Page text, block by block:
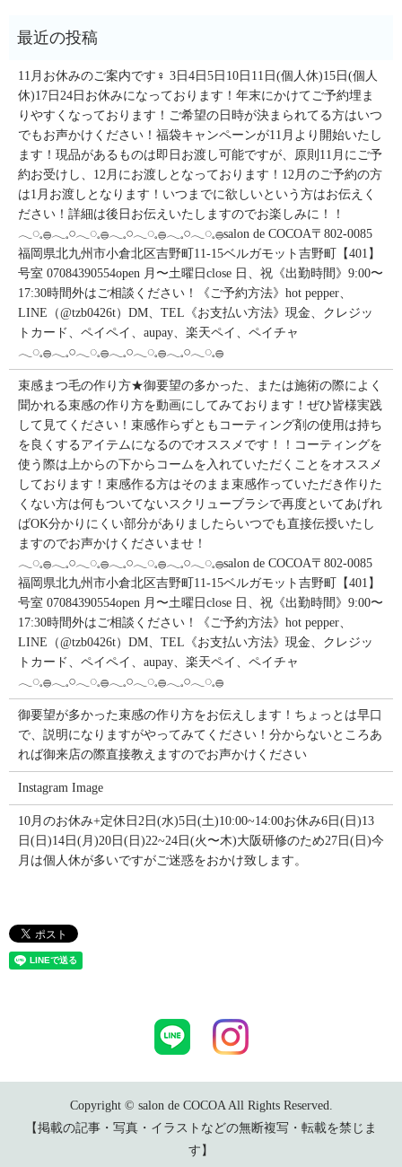
11月お休みのご案内です‍♀️ 3日4日5日10日11日(個人休)15日(個人
休)17日24日お休みになっております！年末にかけてご予約埋ま
りやすくなっております！ご希望の日時が決まられてる方はいつ
でもお声かけください！福袋キャンペーンが11月より開始いたし
ます！現品があるものは即日お渡し可能ですが、原則11月にご予
約お受けし、12月にお渡しとなっております！12月のご予約の方
は1月お渡しとなります！いつまでに欲しいという方はお伝えく
ださい！詳細は後日お伝えいたしますのでお楽しみに！！
𓂃◌𓈒𓐍𓂃𓈒𓏸𓂃◌𓈒𓐍𓂃𓈒𓏸𓂃◌𓈒𓐍𓂃𓈒𓏸𓂃◌𓈒𓐍salon de COCOA〒802-0085
福岡県北九州市小倉北区吉野町11-15ベルガモット吉野町【401】
号室︎ 07084390554open 月〜土曜日close 日、祝《出勤時間》9:00〜
17:30時間外はご相談ください！《ご予約方法》hot pepper、
LINE（@tzb0426t）DM、TEL《お支払い方法》現金、クレジッ
トカード、ペイペイ、aupay、楽天ペイ、ペイチャ
𓂃◌𓈒𓐍𓂃𓈒𓏸𓂃◌𓈒𓐍𓂃𓈒𓏸𓂃◌𓈒𓐍𓂃𓈒𓏸𓂃◌𓈒𓐍
束感まつ毛の作り方★御要望の多かった、または施術の際によく
聞かれる束感の作り方を動画にしてみております！ぜひ皆様実践
して見てください！束感作らずともコーティング剤の使用は持ち
を良くするアイテムになるのでオススメです！！コーティングを
使う際は上からの下からコームを入れていただくことをオススメ
しております！束感作る方はそのまま束感作っていただき作りた
くない方は何もついてないスクリューブラシで再度といてあげれ
ばOK分かりにくい部分がありましたらいつでも直接伝授いたし
ますのでお声かけくださいませ！
𓂃◌𓈒𓐍𓂃𓈒𓏸𓂃◌𓈒𓐍𓂃𓈒𓏸𓂃◌𓈒𓐍𓂃𓈒𓏸𓂃◌𓈒𓐍salon de COCOA〒802-0085
福岡県北九州市小倉北区吉野町11-15ベルガモット吉野町【401】
号室︎ 07084390554open 月〜土曜日close 日、祝《出勤時間》9:00〜
17:30時間外はご相談ください！《ご予約方法》hot pepper、
LINE（@tzb0426t）DM、TEL《お支払い方法》現金、クレジッ
トカード、ペイペイ、aupay、楽天ペイ、ペイチャ
𓂃◌𓈒𓐍𓂃𓈒𓏸𓂃◌𓈒𓐍𓂃𓈒𓏸𓂃◌𓈒𓐍𓂃𓈒𓏸𓂃◌𓈒𓐍
御要望が多かった束感の作り方をお伝えします！ちょっとは早口
で、説明になりますがやってみてください！分からないところあ
れば御来店の際直接教えますのでお声かけください
Instagram Image
10月のお休み+定休日2日(水)5日(土)10:00~14:00お休み6日(日)13
日(日)14日(月)20日(日)22~24日(火〜木)大阪研修のため27日(日)今
月は個人休が多いですがご迷惑をおかけ致します。
Copyright © salon de COCOA All Rights Reserved.
【掲載の記事・写真・イラストなどの無断複写・転載を禁じま
す】